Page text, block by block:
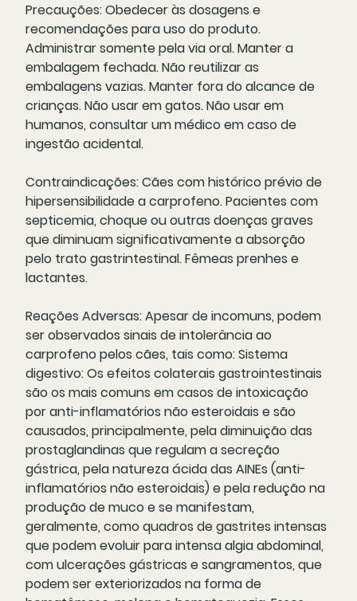
Precauções:Obedecer às dosagens e
recomendações para uso do produto.
Administrar somente pela via oral. Manter a
embalagem fechada. Não reutilizar as
embalagens vazias. Manter fora do alcance de
crianças. Não usar em gatos. Não usar em
humanos, consultar um médico em caso de
ingestão acidental.
Contraindicações:Cães com histórico prévio de
hipersensibilidade a carprofeno. Pacientes com
septicemia, choque ou outras doenças graves
que diminuam significativamente a absorção
pelo trato gastrintestinal. Fêmeas prenhes e
lactantes.
Reações Adversas:Apesar de incomuns, podem
ser observados sinais de intolerância ao
carprofeno pelos cães, tais como: Sistema
digestivo: Os efeitos colaterais gastrointestinais
são os mais comuns em casos de intoxicação
por anti-inflamatórios não esteroidais e são
causados, principalmente, pela diminuição das
prostaglandinas que regulam a secreção
gástrica, pela natureza ácida das AINEs (anti-
inflamatórios não esteroidais) e pela redução na
produção de muco e se manifestam,
geralmente, como quadros de gastrites intensas
que podem evoluir para intensa algia abdominal,
com ulcerações gástricas e sangramentos, que
podem ser exteriorizados na forma de